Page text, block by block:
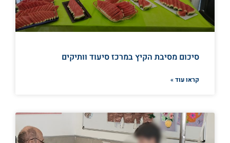
סיכום מסיבת הקיץ במרכז סיעוד וותיקים
קראו עוד »